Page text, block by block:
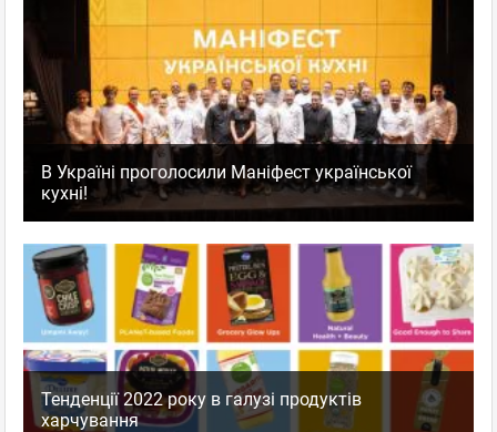
В Україні проголосили Маніфест української
кухні!
Тенденції 2022 року в галузі продуктів
харчування